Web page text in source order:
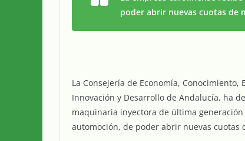
poder abrir nuevas cuotas de
La Consejería de Economía,
Innovación y Desarrollo de Andalucía, ha
maquinaria inyectora de última
automoción, de poder abrir nuevas cuotas